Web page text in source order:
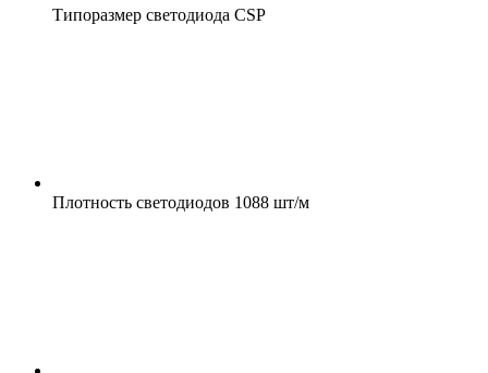
Типоразмер светодиода CSP
Плотность светодиодов 1088 шт/м